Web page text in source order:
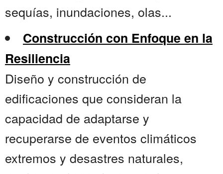
sequías, inundaciones, olas...
Construcción con Enfoque en la
Resiliencia
Diseño y construcción de
edificaciones que consideran la
capacidad de adaptarse y
recuperarse de eventos climáticos
extremos y desastres naturales,